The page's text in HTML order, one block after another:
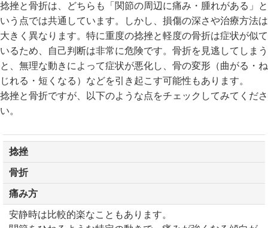
捻挫と骨折は、どちらも「関節の周辺に痛み・腫れがある」と
いう点では共通しています。しかし、損傷の深さや治療方法は
大きく異なります。特に重度の捻挫と軽度の骨折は症状が似て
いるため、自己判断は非常に危険です。骨折を見逃してしまう
と、無理な動きによって症状が悪化し、骨の変形（曲がる・ね
じれる・短くなる）などを引き起こす可能性もあります。
捻挫と骨折ですが、以下のような点をチェックしてみてくださ
い。
捻挫
骨折
痛み方
安静時は比較的楽なこともあります。